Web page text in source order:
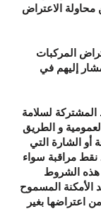
محاولة الاعتراض
192 قد منعت اعتراض المركبات
إليهم في
المشتركة لسلامة
و الطريق
أو الشارة التي
مراقبة سواء
هذه الشروط
المسموح
اعتراضها بغير